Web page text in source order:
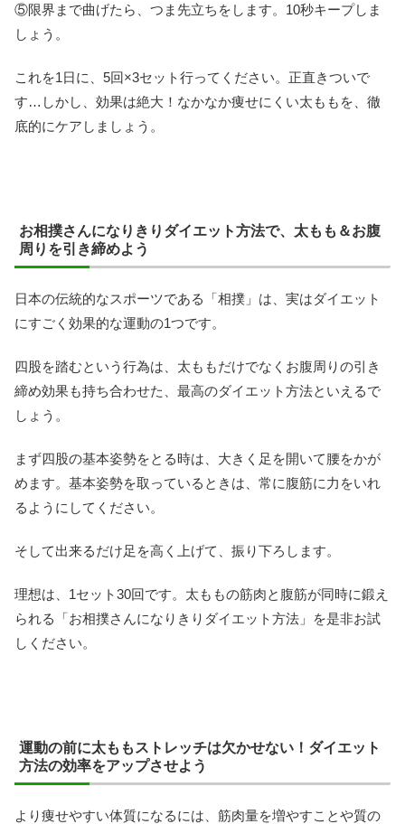
⑤限界まで曲げたら、つま先立ちをします。10秒キープしま
しょう。
これを1日に、5回×3セット行ってください。正直きついで
す…しかし、効果は絶大！なかなか痩せにくい太ももを、徹
底的にケアしましょう。
お相撲さんになりきりダイエット方法で、太もも＆お腹
周りを引き締めよう
日本の伝統的なスポーツである「相撲」は、実はダイエット
にすごく効果的な運動の1つです。
四股を踏むという行為は、太ももだけでなくお腹周りの引き
締め効果も持ち合わせた、最高のダイエット方法といえるで
しょう。
まず四股の基本姿勢をとる時は、大きく足を開いて腰をかが
めます。基本姿勢を取っているときは、常に腹筋に力をいれ
るようにしてください。
そして出来るだけ足を高く上げて、振り下ろします。
理想は、1セット30回です。太ももの筋肉と腹筋が同時に鍛え
られる「お相撲さんになりきりダイエット方法」を是非お試
しください。
運動の前に太ももストレッチは欠かせない！ダイエット
方法の効率をアップさせよう
より痩せやすい体質になるには、筋肉量を増やすことや質の